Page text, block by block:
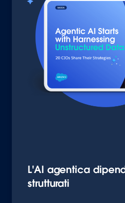
L'AI agentica
strutturati